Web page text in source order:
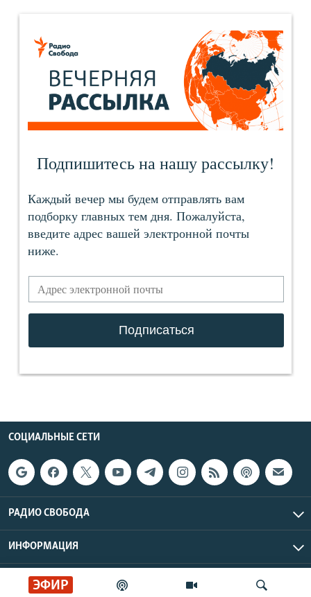
ЭФИР
СОЦИАЛЬНЫЕ СЕТИ
РАДИО СВОБОДА
ИНФОРМАЦИЯ
Радио Свобода © 2026 RFE/RL, Inc. | Все права защищены.